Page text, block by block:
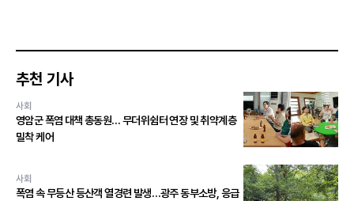
추천 기사
사회
영암군 폭염 대책 총동원… 무더위쉼터 연장 및 취약계층
밀착 케어
사회
폭염 속 무등산 등산객 열경련 발생…광주 동부소방, 응급